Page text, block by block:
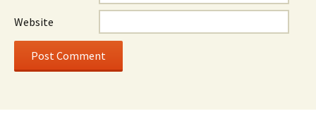
Website